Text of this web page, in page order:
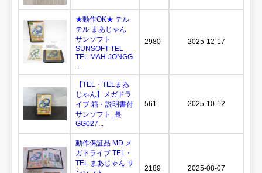
★動作OK★ テル
テル まあじゃん
サンソフト
SUNSOFT TEL
TEL MAH-JONGG
...
2980 2025-12-17
【TEL・TELまあ
じゃん】メガドラ
イブ 箱・説明書付
サンソフト_長
GG027...
561 2025-10-12
動作保証品 MD メ
ガドライブ TEL・
TEL まあじゃん サ
2189 2025-08-07